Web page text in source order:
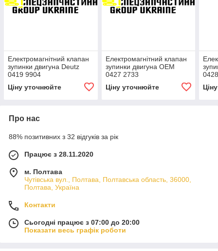
Електромагнітний клапан
зупинки двигуна Deutz
0419 9904
Ціну уточнюйте
Електромагнітний клапан
зупинки двигуна OEM
0427 2733
Ціну уточнюйте
Про нас
88% позитивних з 32 відгуків за рік
Працює з 28.11.2020
м. Полтава
Чутівська вул., Полтава, Полтавська область, 36000,
Полтава, Україна
Контакти
Сьогодні працює з 07:00 до 20:00
Показати весь графік роботи